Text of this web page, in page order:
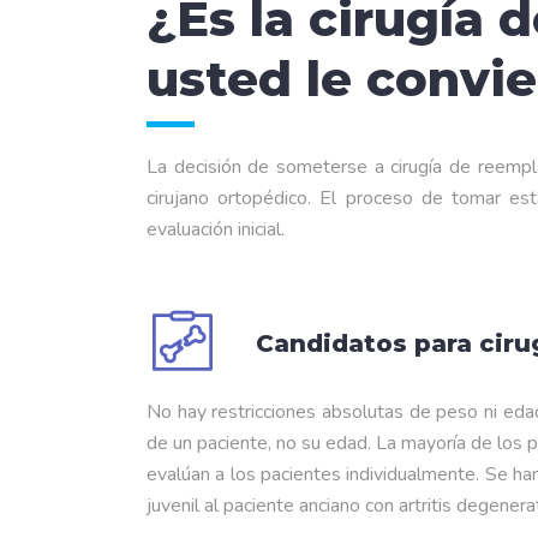
¿Es la cirugía
usted le
La decisión de someterse a cirugía de
cirujano ortopédico. El proceso de tomar
evaluación inicial.
Candidatos para
No hay restricciones absolutas de peso ni
de un paciente, no su edad. La mayoría de
evalúan a los pacientes individualmente. Se
juvenil al paciente anciano con artritis